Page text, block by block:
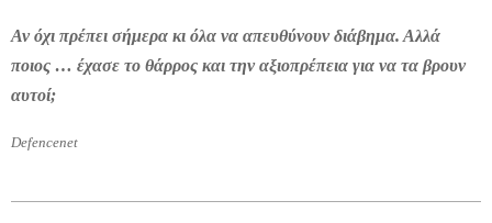
Αν όχι πρέπει σήμερα κι όλα να απευθύνουν διάβημα. Αλλά
ποιος … έχασε το θάρρος και την αξιοπρέπεια για να τα βρουν
αυτοί;
Defencenet